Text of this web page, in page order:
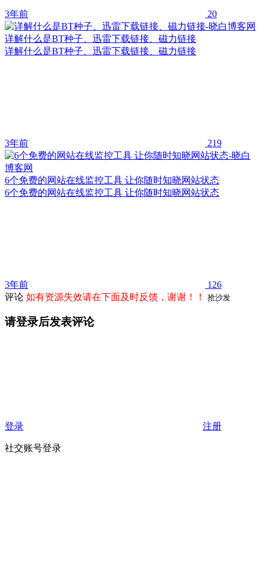
3年前 20
详解什么是BT种子、迅雷下载链接、磁力链接
详解什么是BT种子、迅雷下载链接、磁力链接
3年前 219
6个免费的网站在线监控工具 让你随时知晓网站状态
6个免费的网站在线监控工具 让你随时知晓网站状态
3年前
126
评论 如有资源失效请在下面及时反馈，谢谢！！ 抢沙发
请登录后发表评论
登录 注册
社交账号登录